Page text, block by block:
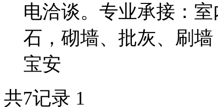
电洽谈。专业承接：
石，砌墙、批灰、刷
宝安
共7记录 1